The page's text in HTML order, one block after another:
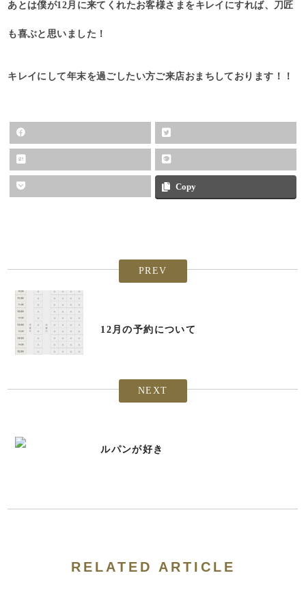
あとは僕が12月に来てくれたお客様さまをキレイにすれば、刀匠
も喜ぶと思いました！
キレイにして年末を過ごしたい方ご来店おまちしております！！
Copy
PREV
12月の予約について
NEXT
ルパンが好き
RELATED ARTICLE